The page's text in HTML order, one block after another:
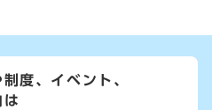
度、イベント、
は